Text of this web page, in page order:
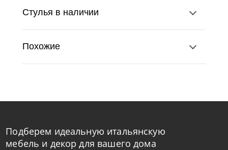
от
Bontempi
Стулья в наличии
Похожие
Подберем идеальную итальянскую
мебель и декор для вашего дома